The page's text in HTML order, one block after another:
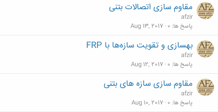
مقاوم سازی اتصالات بتنی
afzir
پاسخ ها 0
Aug 13, 2017
بهسازی و تقویت سازه‌ها با FRP
afzir
پاسخ ها 0
Aug 12, 2017
مقاوم سازی سازه های بتنی
afzir
پاسخ ها 0
Aug 10, 2017